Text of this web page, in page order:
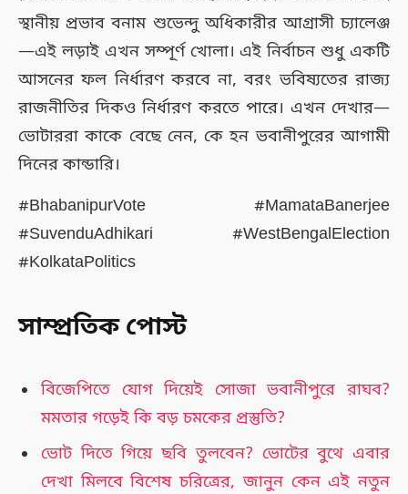
স্থানীয় প্রভাব বনাম শুভেন্দু অধিকারীর আগ্রাসী চ্যালেঞ্জ
—এই লড়াই এখন সম্পূর্ণ খোলা। এই নির্বাচন শুধু একটি
আসনের ফল নির্ধারণ করবে না, বরং ভবিষ্যতের রাজ্য
রাজনীতির দিকও নির্ধারণ করতে পারে। এখন দেখার—
ভোটাররা কাকে বেছে নেন, কে হন ভবানীপুরের আগামী
দিনের কান্ডারি।
#BhabanipurVote #MamataBanerjee
#SuvenduAdhikari #WestBengalElection
#KolkataPolitics
সাম্প্রতিক পোস্ট
বিজেপিতে যোগ দিয়েই সোজা ভবানীপুরে রাঘব?
মমতার গড়েই কি বড় চমকের প্রস্তুতি?
ভোট দিতে গিয়ে ছবি তুলবেন? ভোটের বুথে এবার
দেখা মিলবে বিশেষ চরিত্রের, জানুন কেন এই নতুন